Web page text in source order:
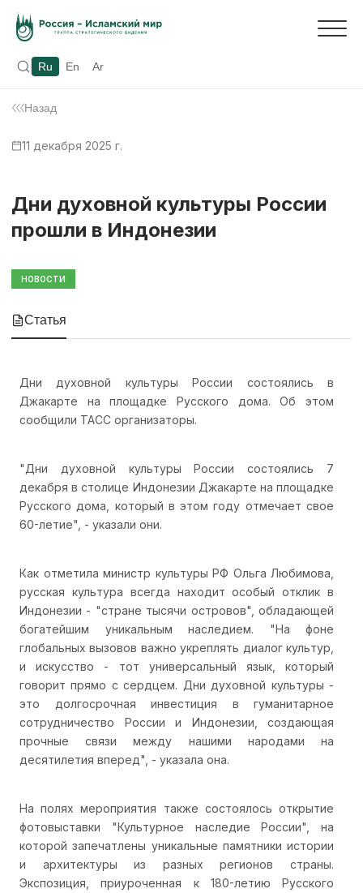
Ru En Ar
Назад
11 декабря 2025 г.
Дни духовной культуры России
прошли в Индонезии
НОВОСТИ
Статья
Дни духовной культуры России состоялись в
Джакарте на площадке Русского дома. Об этом
сообщили ТАСС организаторы.
"Дни духовной культуры России состоялись 7
декабря в столице Индонезии Джакарте на площадке
Русского дома, который в этом году отмечает свое
60-летие", - указали они.
Как отметила министр культуры РФ Ольга Любимова,
русская культура всегда находит особый отклик в
Индонезии - "стране тысячи островов", обладающей
богатейшим уникальным наследием. "На фоне
глобальных вызовов важно укреплять диалог культур,
и искусство - тот универсальный язык, который
говорит прямо с сердцем. Дни духовной культуры -
это долгосрочная инвестиция в гуманитарное
сотрудничество России и Индонезии, создающая
прочные связи между нашими народами на
десятилетия вперед", - указала она.
На полях мероприятия также состоялось открытие
фотовыставки "Культурное наследие России", на
которой запечатлены уникальные памятники истории
и архитектуры из разных регионов страны.
Экспозиция, приуроченная к 180-летию Русского